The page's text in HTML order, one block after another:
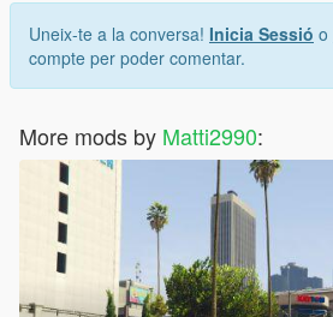
Uneix-te a la conversa! Inicia Sessió o
compte per poder comentar.
More mods by Matti2990: